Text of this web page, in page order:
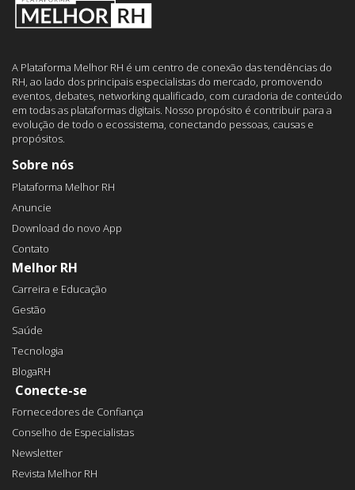
A Plataforma Melhor RH é um centro de conexão das tendências do
RH, ao lado dos principais especialistas do mercado, promovendo
eventos, debates, networking qualificado, com curadoria de conteúdo
em todas as plataformas digitais. Nosso propósito é contribuir para a
evolução de todo o ecossistema, conectando pessoas, causas e
propósitos.
Sobre nós
Plataforma Melhor RH
Anuncie
Download do novo App
Contato
Melhor RH
Carreira e Educação
Gestão
Saúde
Tecnologia
BlogaRH
Conecte-se
Fornecedores de Confiança
Conselho de Especialistas
Newsletter
Revista Melhor RH